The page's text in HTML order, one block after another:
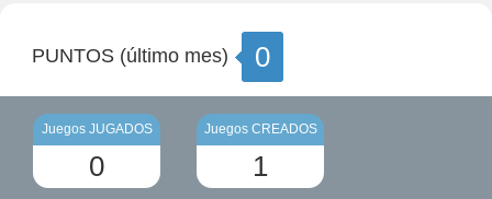
PUNTOS (último mes) 0
Juegos JUGADOS
0
Juegos CREADOS
1